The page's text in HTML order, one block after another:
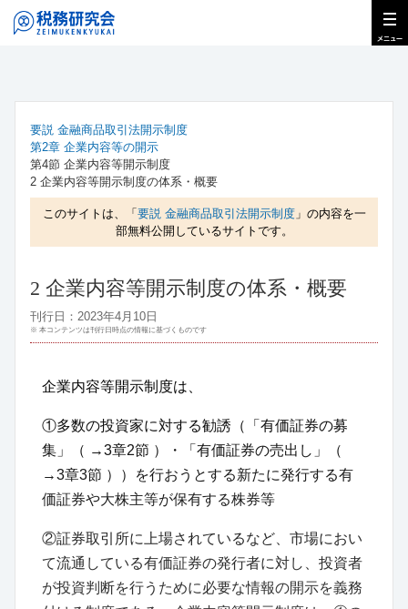
要説 金融商品取引法開示制度
第2章 企業内容等の開示
第4節 企業内容等開示制度
2 企業内容等開示制度の体系・概要
このサイトは、「 要説 金融商品取引法開示制度」の内容を一
部無料公開しているサイトです。
2 企業内容等開示制度の体系・概要
刊行日：2023年4月10日
※ 本コンテンツは刊行日時点の情報に基づくものです
企業内容等開示制度は、
①多数の投資家に対する勧誘（「有価証券の募
集」（ →3章2節 ）・「有価証券の売出し」（
→3章3節 ））を行おうとする新たに発行する有
価証券や大株主等が保有する株券等
②証券取引所に上場されているなど、市場におい
て流通している有価証券の発行者に対し、投資者
が投資判断を行うために必要な情報の開示を義務